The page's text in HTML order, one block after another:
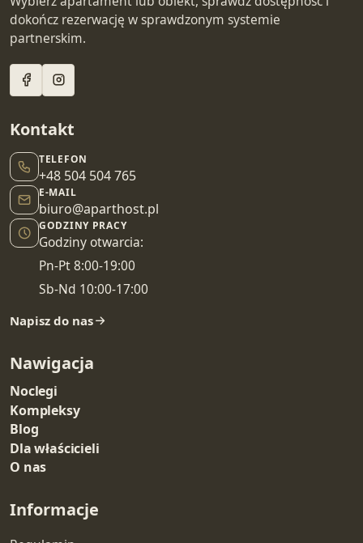
dokończ rezerwację w sprawdzonym systemie
partnerskim.
Kontakt
TELEFON
+48 504 504 765
E-MAIL
biuro@aparthost.pl
GODZINY PRACY
Godziny otwarcia:
Pn-Pt 8:00-19:00
Sb-Nd 10:00-17:00
Napisz do nas
Nawigacja
Noclegi
Kompleksy
Blog
Dla właścicieli
O nas
Informacje